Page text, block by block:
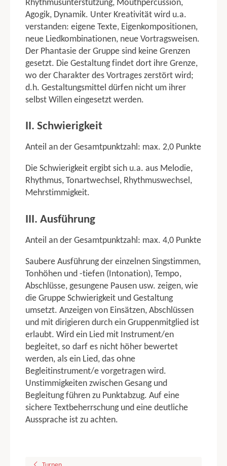
Rhythmusunterstützung, Mouthpercussion,
Agogik, Dynamik. Unter Kreativität wird u.a.
verstanden: eigene Texte, Eigenkompositionen,
neue Liedkombinationen, neue Vortragsweisen.
Der Phantasie der Gruppe sind keine Grenzen
gesetzt. Die Gestaltung findet dort ihre Grenze,
wo der Charakter des Vortrages zerstört wird;
d.h. Gestaltungsmittel dürfen nicht um ihrer
selbst Willen eingesetzt werden.
II. Schwierigkeit
Anteil an der Gesamtpunktzahl: max. 2,0 Punkte
Die Schwierigkeit ergibt sich u.a. aus Melodie,
Rhythmus, Tonartwechsel, Rhythmuswechsel,
Mehrstimmigkeit.
III. Ausführung
Anteil an der Gesamtpunktzahl: max. 4,0 Punkte
Saubere Ausführung der einzelnen Singstimmen,
Tonhöhen und -tiefen (Intonation), Tempo,
Abschlüsse, gesungene Pausen usw. zeigen, wie
die Gruppe Schwierigkeit und Gestaltung
umsetzt. Anzeigen von Einsätzen, Abschlüssen
und mit dirigieren durch ein Gruppenmitglied ist
erlaubt. Wird ein Lied mit Instrument/en
begleitet, so darf es nicht höher bewertet
werden, als ein Lied, das ohne
Begleitinstrument/e vorgetragen wird.
Unstimmigkeiten zwischen Gesang und
Begleitung führen zu Punktabzug. Auf eine
sichere Textbeherrschung und eine deutliche
Aussprache ist zu achten.
Turnen
Singen
Tanzen
Laufen
Ballweitwurf
Schwimmen
Überraschungsaufgabe
Turnerjugendvierkampf
Minitrampolin
Schwimmen
TABELLEN
Computerauswertung
Pendelstaffel 8 x 75 m TGM
Pendelstaffel 6 x 75 m TGW
Schwimmstaffel 6 x 50 m
Medizinball 8x TGM
Medizinball 6x TGW
Medizinball 8x TGM Jugend
8 x 75 m Pendelstaffel TGW Nachwuchs
8 x 50m Freistil TGW Nachwuchs
8 x 200g Ballweitwurf TGW Nachwuchs
6 x 50 m Pendelstaffel KGW 1
6 x 50 m Pendelstaffel KGW 2
6 x 80g Ballweitwurf KGW 1
Tuju Vierkampf 75 m Laufen